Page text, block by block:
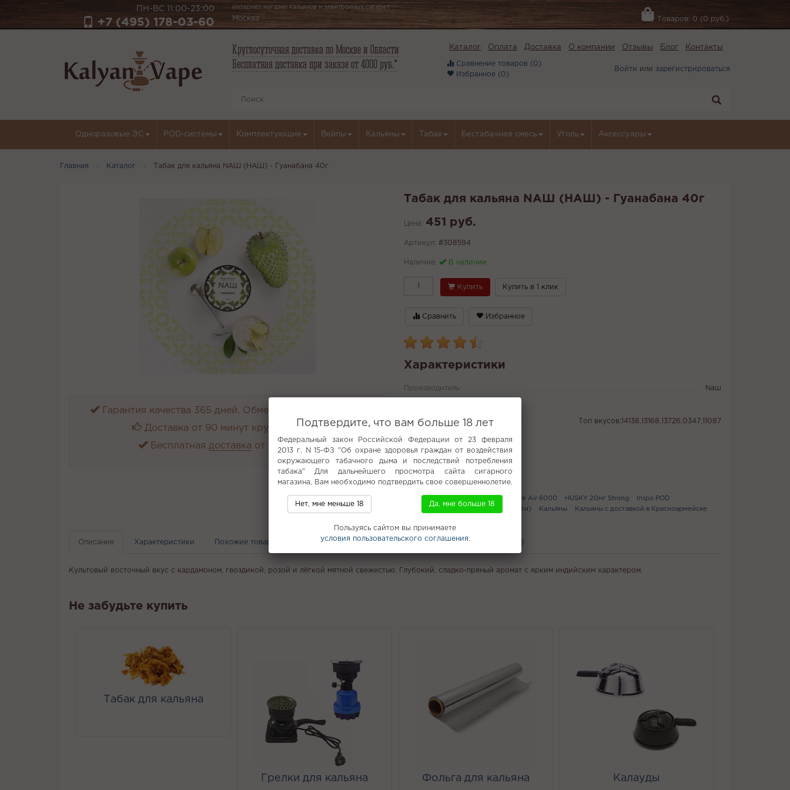
ПН-ВС 11:00-23:00
+7 (495) 178-03-60
Интернет-магазин кальянов и электронных сигарет
Москва Товаров: 0 (0 руб.)
Круглосуточная доставка по Москве и Области
Бесплатная доставка при заказе от 4000 руб.*
Каталог Оплата Доставка О компании Отзывы Блог Контакты
Сравнение товаров (0)
Избранное (0)
Войти или зарегистрироваться
Одноразовые ЭС POD-системы Комплектующие Вейпы Кальяны Табак Бестабачная смесь Уголь Аксессуары
Главная Каталог Табак для кальяна NАШ (НАШ) - Гуанабана 40г
Гарантия качества 365 дней. Обмен и возврат 14 дней.
Доставка от 90 минут круглосуточно
Бесплатная доставка от 4000 руб.
Табак для кальяна NАШ (НАШ) - Гуанабана 40г
Цена: 451 руб.
Артикул: #308594
Наличие: В наличии
Купить Купить в 1 клик
Сравнить Избранное
Характеристики
Производитель Naш
Варианты Топ вкусов:14138,13168,13726,0347,11087
Все характеристики
Популярное
Фанта (жидкости) Inflave Air 6000 HUSKY 20мг Strong
Inspo POD
Сливочные вафли
Кокос (жидкости) Кальяны
Кальяны с доставкой в Красноармейске
Описание Характеристики Похожие товары С этим покупают Вам может понравится Отзывы (0)
Культовый восточный вкус с кардамоном, гвоздикой, розой и лёгкой мятной свежестью. Глубокий, сладко-пряный аромат с ярким индийским характером.
Не забудьте купить
Табак для кальяна
Грелки для кальяна Фольга для кальяна Калауды
Подтвердите, что вам больше 18 лет
Федеральный закон Российской Федерации от 23 февраля
2013 г. N 15-ФЗ "Об охране здоровья граждан от воздействия
окружающего табачного дыма и последствий потребления
табака" Для дальнейшего просмотра сайта сигарного
магазина, Вам необходимо подтвердить свое совершеннолетие.
Нет, мне меньше 18 Да, мне больше 18
Пользуясь сайтом вы принимаете
условия пользовательского соглашения.